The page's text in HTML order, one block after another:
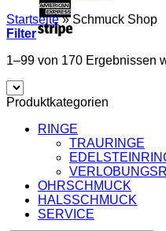
Express
Stripe
Startseite » Schmuck Shop
Filter
1–99 von 170 Ergebnissen
Produktkategorien
RINGE
TRAURINGE
OHRSCHMUCK
HALSSCHMUCK
SERVICE